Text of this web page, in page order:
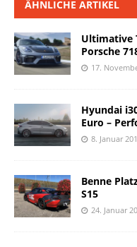
ÄHNLICHE ARTIKEL
Ultimative
Porsche
17.
Hyundai
Euro –
8. Januar
Benne
S15
24. Januar